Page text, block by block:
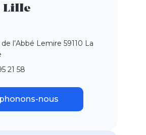
Lille
l’Abbé Lemire 59110 La
21 58
nous